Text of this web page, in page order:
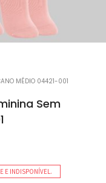
MÉDIO 04421-001
Sem
E INDISPONÍVEL.